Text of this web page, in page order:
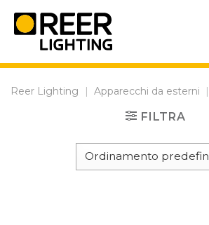
content
Reer Lighting | Apparecchi da esterni |
FILTRA